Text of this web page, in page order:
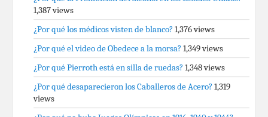
1,387 views
¿Por qué los médicos visten de blanco? 1,376 views
¿Por qué el video de Obedece a la morsa? 1,349 views
¿Por qué Pierroth está en silla de ruedas? 1,348 views
¿Por qué desaparecieron los Caballeros de Acero? 1,319
views